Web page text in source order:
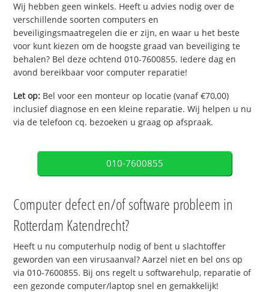
Wij hebben geen winkels. Heeft u advies nodig over de
verschillende soorten computers en
beveiligingsmaatregelen die er zijn, en waar u het beste
voor kunt kiezen om de hoogste graad van beveiliging te
behalen? Bel deze ochtend 010-7600855. Iedere dag en
avond bereikbaar voor computer reparatie!
Let op: Bel voor een monteur op locatie (vanaf €70,00)
inclusief diagnose en een kleine reparatie. Wij helpen u nu
via de telefoon cq. bezoeken u graag op afspraak.
010-7600855
Computer defect en/of software probleem in
Rotterdam Katendrecht?
Heeft u nu computerhulp nodig of bent u slachtoffer
geworden van een virusaanval? Aarzel niet en bel ons op
via 010-7600855. Bij ons regelt u softwarehulp, reparatie of
een gezonde computer/laptop snel en gemakkelijk!